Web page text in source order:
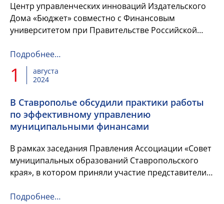
Центр управленческих инноваций Издательского
Дома «Бюджет» совместно с Финансовым
университетом при Правительстве Российской
конкурс на лучший исполнительный ор...
Подробнее…
1
августа
2024
В Ставрополье обсудили практики работы
по эффективному управлению
муниципальными финансами
В рамках заседания Правления Ассоциации «Совет
муниципальных образований Ставропольского
края», в котором приняли участие представители
образований Ставроп...
Подробнее…